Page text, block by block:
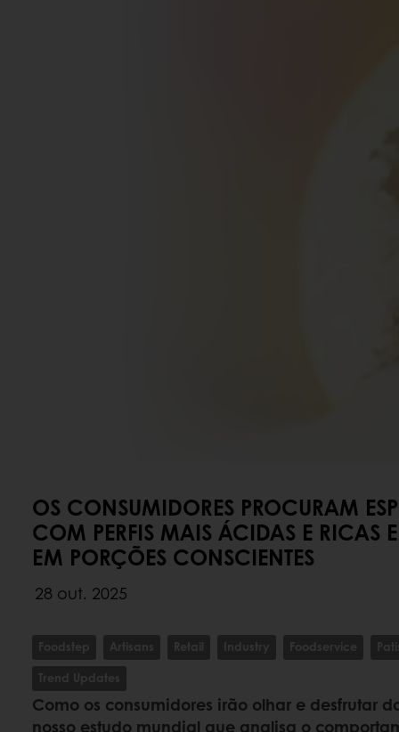
OS CONSUMIDORES PROCURAM
COM PERFIS MAIS ÁCIDAS E RICAS
EM PORÇÕES CONSCIENTES
28 out. 2025
Foodstep Artisans Retail Industry Foodservice
Trend Updates
Como os consumidores irão olhar e desfrutar
nosso estudo mundial que analisa o